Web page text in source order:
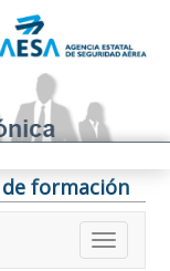
formación